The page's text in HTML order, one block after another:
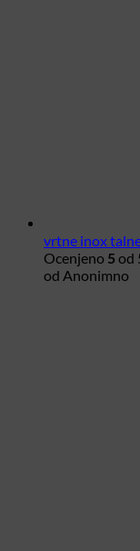
vrtne inox
Ocenjeno 5 od
od Anonimno